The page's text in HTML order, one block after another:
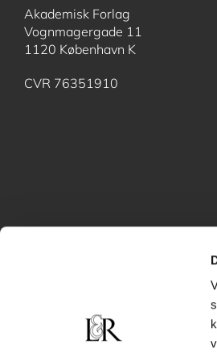
Akademisk Forlag
Vognmagergade 11
1120 København K
CVR 76351910